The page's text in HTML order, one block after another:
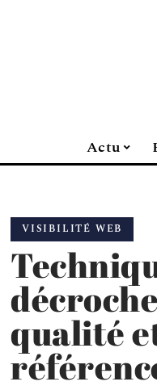
Actu
VISIBILITÉ WEB
qualité